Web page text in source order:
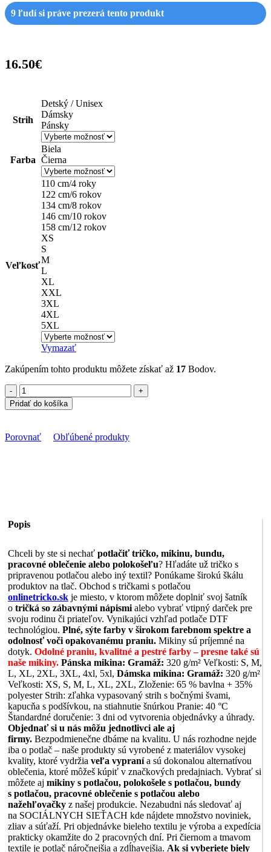
9 ľudí si práve prezerá tento produkt
16.50€
Strih
Detský / Unisex
Dámsky
Pánsky
Farba
Biela
Čierna
Veľkosť
110 cm/4 roky
122 cm/6 rokov
134 cm/8 rokov
146 cm/10 rokov
158 cm/12 rokov
XS
S
M
L
XL
XXL
3XL
4XL
5XL
Vymazať
Zakúpením tohto produktu môžete získať až 17 Bodov.
množstvo
Polokošeľa
s
Pig
Pridať do košíka
Porovnať Obľúbené produkty
Popis
Chceli by ste si nechať potlačiť tričko, mikinu, bundu,
pracovné oblečenie alebo polokošeľu? Hľadáte už tričko s
pripravenou potlačou alebo iný textil? Ponúkame širokú škálu
produktov na tlač. Obchod s tričkami s potlačou
onlinetricko.sk je miesto, v ktorom môžete doplniť svoj šatník
o tričká so zábavnými nápismi alebo vybrať vtipný darček pre
svoju rodinu či priateľov. Vynikajúci vzhľad potlače DTF
technológiou. Plné, sýte farby v širokom farebnom spektre a
odolnosť voči opakovanému praniu. Mikiny sú príjemné na
dotyk. Odolné praniu, kvalitné a pestré farby – presne také sú
naše mikiny. Pánska mikina: Gramáž: 320 g/m² Veľkosti: S, M,
L, XL, 2XL, 3XL, 4xl, 5xl, Dámska mikina: Gramáž: 320 g/m²
Veľkosti: XS, S, M, L, XL, 2XL, Zloženie: 65 % bavlna + 35%
polyester Strih: zľahka vypasovaný strih s bočnými švami,
kapucňa s podšívkou, na stiahnutie šnúrkou Pranie: 40 °C
Štandardné doručenie: 3 dni od vytvorenia objednávky a úhrady.
Objednať si u nás môžu jednotlivci ale aj
firmy. Bezpodmienečne dbáme na kvalitu. U nás rozhodne nejde
iba o potlač – naše produkty sú vyrobené z materiálov vysokej
kvality, ktoré vydržia veľa vypranía sú dokonalou alternatívou
oblečenia, ktoré môžeš kúpiť v značkových predajniach. Vybrať si
môžete aj mikiny s potlačou, polokošele s potlačou, bundy
s potlačou, pracovné oblečenie s potlačou alebo
nažehľovačky z našej produkcie. Nezabudni nás sledovať aj
na SOCIÁLNYCH SIEŤACH kde nájdete množstvo noviniek,
zliav a súťaží. Pri objednávke bieleho textilu je výroba a expedícia
prakticky okamžite do 2 pracovných dní. Pri čiernom a tmavom
textile je potlač náročnejšia a zdĺhavejšia. Ak si vyberiete biely